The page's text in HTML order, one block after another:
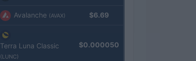
Avalanche (AVAX) $6.69
Terra Luna Classic
(LUNC)
$0.000050